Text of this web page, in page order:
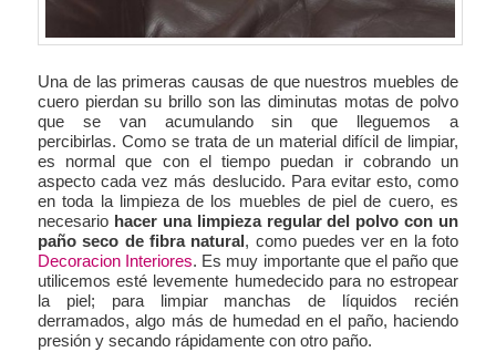
Una de las primeras causas de que nuestros muebles de
cuero pierdan su brillo son las diminutas motas de polvo
que se van acumulando sin que lleguemos a
percibirlas. Como se trata de un material difícil de limpiar,
es normal que con el tiempo puedan ir cobrando un
aspecto cada vez más deslucido. Para evitar esto, como
en toda la limpieza de los muebles de piel de cuero, es
necesario hacer una limpieza regular del polvo con un
paño seco de fibra natural, como puedes ver en la foto
Decoracion Interiores. Es muy importante que el paño que
utilicemos esté levemente humedecido para no estropear
la piel; para limpiar manchas de líquidos recién
derramados, algo más de humedad en el paño, haciendo
presión y secando rápidamente con otro paño.